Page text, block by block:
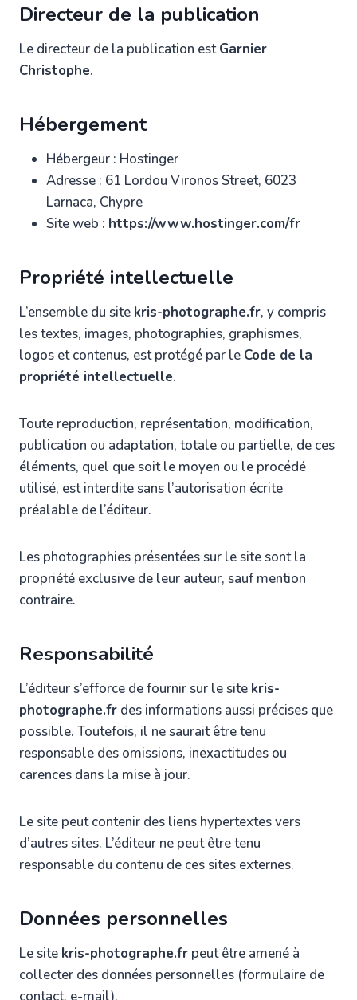
Directeur de la publication
Le directeur de la publication estGarnier
Christophe.
Hébergement
Hébergeur : Hostinger
Adresse : 61 Lordou Vironos Street, 6023
Larnaca, Chypre
Site web : https://www.hostinger.com/fr
Propriété intellectuelle
L’ensemble du site kris-photographe.fr, y compris
les textes, images, photographies, graphismes,
logos et contenus, est protégé par le Code de la
propriété intellectuelle.
Toute reproduction, représentation, modification,
publication ou adaptation, totale ou partielle, de ces
éléments, quel que soit le moyen ou le procédé
utilisé, est interdite sans l’autorisation écrite
préalable de l’éditeur.
Les photographies présentées sur le site sont la
propriété exclusive de leur auteur, sauf mention
contraire.
Responsabilité
L’éditeur s’efforce de fournir sur le site kris-
photographe.fr des informations aussi précises que
possible. Toutefois, il ne saurait être tenu
responsable des omissions, inexactitudes ou
carences dans la mise à jour.
Le site peut contenir des liens hypertextes vers
d’autres sites. L’éditeur ne peut être tenu
responsable du contenu de ces sites externes.
Données personnelles
Le site kris-photographe.fr peut être amené à
collecter des données personnelles (formulaire de